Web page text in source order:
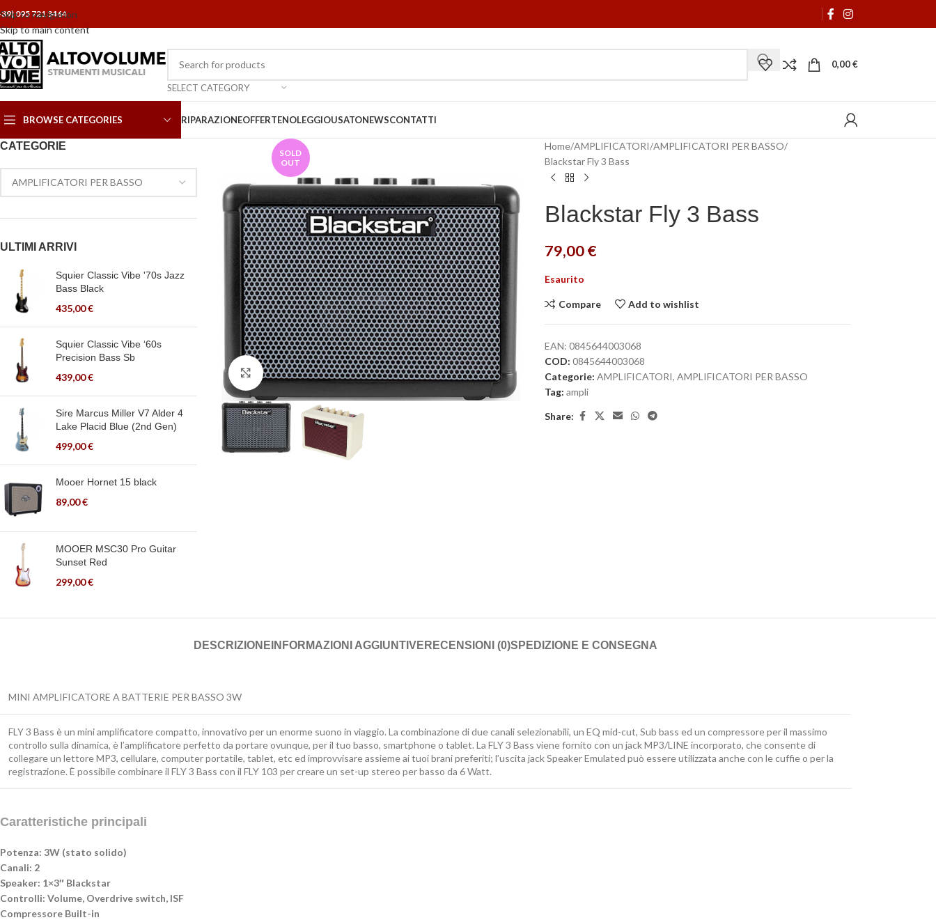
Skip to navigation
Skip to main content
095 721 3464
SELECT CATEGORY
0,00€
BROWSE CATEGORIES RIPARAZIONEOFFERTENOLEGGIOUSATONEWSCONTATTI
CATEGORIE
ULTIMI ARRIVI
Squier Classic Vibe '70s Jazz
Bass Black
435,00€
Squier Classic Vibe ‘60s
Precision Bass Sb
439,00€
Sire Marcus Miller V7 Alder 4
Lake Placid Blue (2nd Gen)
499,00€
Mooer Hornet 15 black
89,00€
MOOER MSC30 Pro Guitar
Sunset Red
299,00€
SOLD
OUT
Click to enlarge
Home AMPLIFICATORI AMPLIFICATORI PER BASSO
Blackstar Fly 3 Bass
Blackstar Fly 3 Bass
79,00€
Esaurito
Compare Add to wishlist
EAN:0845644003068
COD:0845644003068
Categorie: AMPLIFICATORI, AMPLIFICATORI PER BASSO
Tag: ampli
Share:
DESCRIZIONE INFORMAZIONI AGGIUNTIVE RECENSIONI (0)SPEDIZIONE E CONSEGNA
MINI AMPLIFICATORE A BATTERIE PER BASSO 3W
FLY 3 Bass è un mini amplificatore compatto, innovativo per un enorme suono in viaggio. La combinazione di due canali selezionabili, un EQ mid-cut, Sub bass ed un compressore per il massimo
controllo sulla dinamica, è l’amplificatore perfetto da portare ovunque, per il tuo basso, smartphone o tablet. La FLY 3 Bass viene fornito con un jack MP3/LINE incorporato, che consente di
collegare un lettore MP3, cellulare, computer portatile, tablet, etc ed improvvisare assieme ai tuoi brani preferiti; l’uscita jack Speaker Emulated può essere utilizzata anche con le cuffie o per la
registrazione. È possibile combinare il FLY 3 Bass con il FLY 103 per creare un set-up stereo per basso da 6 Watt.
Caratteristiche principali
Potenza: 3W (stato solido)
Canali: 2
Speaker: 1×3″ Blackstar
Controlli: Volume, Overdrive switch, ISF
Compressore Built-in